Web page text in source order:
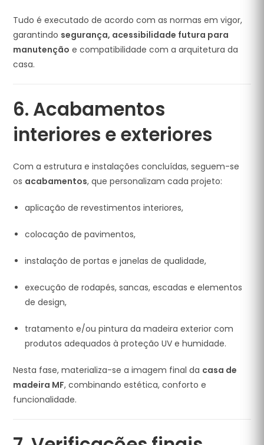
Tudo é executado de acordo com as normas em vigor,
garantindo segurança, acessibilidade futura para
manutenção e compatibilidade com a arquitetura da
casa.
6. Acabamentos
interiores e exteriores
Com a estrutura e instalações concluídas, seguem-se
os acabamentos, que personalizam cada projeto:
aplicação de revestimentos interiores,
colocação de pavimentos,
instalação de portas e janelas de qualidade,
execução de rodapés, sancas, escadas e elementos
de design,
tratamento e/ou pintura da madeira exterior com
produtos adequados à proteção UV e humidade.
Nesta fase, materializa-se a imagem final da casa de
madeira MF, combinando estética, conforto e
funcionalidade.